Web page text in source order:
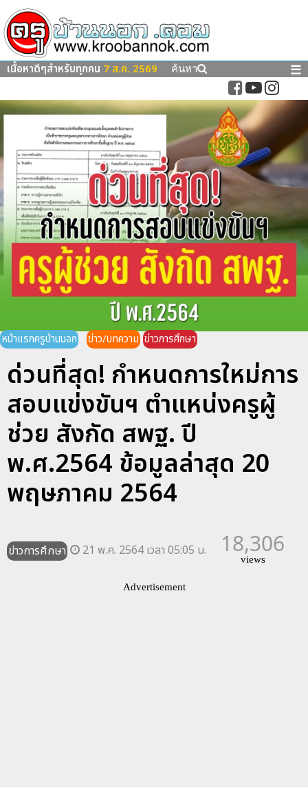
เนื้อหาดีๆสำหรับทุกคน 7 ส.ค. 2569 ค้นหา ☰
หน้าแรกครูบ้านนอก ข่าว/บทความ ข่าวการศึกษา
ด่วนที่สุด! กำหนดการใหม่การ
สอบแข่งขันฯ ตำแหน่งครูผู้
ช่วย สังกัด สพฐ. ปี
พ.ศ.2564 ข้อมูลล่าสุด 20
พฤษภาคม 2564
ข่าวการศึกษา 21 พ.ค. 2564 เวลา 05:05 น. 18,306
views
Advertisement